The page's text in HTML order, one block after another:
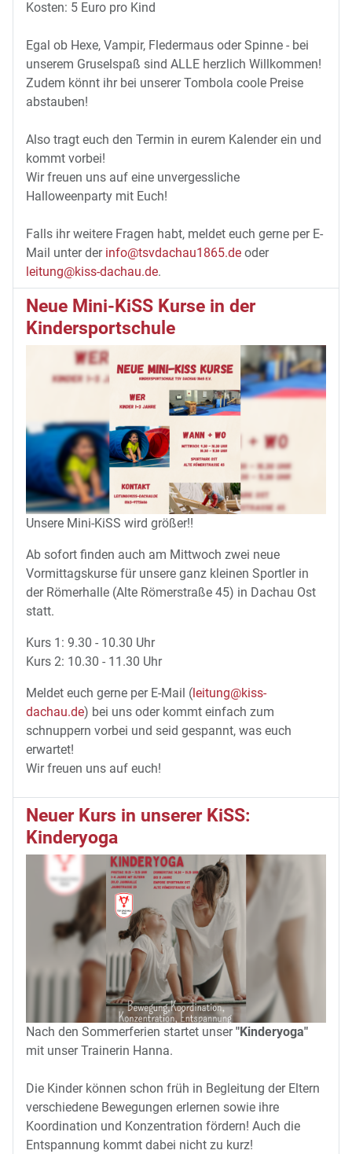
Kosten: 5 Euro pro Kind
Egal ob Hexe, Vampir, Fledermaus oder Spinne - bei
unserem Gruselspaß sind ALLE herzlich Willkommen!
Zudem könnt ihr bei unserer Tombola coole Preise
abstauben!
Also tragt euch den Termin in eurem Kalender ein und
kommt vorbei!
Wir freuen uns auf eine unvergessliche
Halloweenparty mit Euch!
Falls ihr weitere Fragen habt, meldet euch gerne per E-
Mail unter der info@tsvdachau1865.de oder
leitung@kiss-dachau.de.
Neue Mini-KiSS Kurse in der
Kindersportschule
Unsere Mini-KiSS wird größer!!
Ab sofort finden auch am Mittwoch zwei neue
Vormittagskurse für unsere ganz kleinen Sportler in
der Römerhalle (Alte Römerstraße 45) in Dachau Ost
statt.
Kurs 1: 9.30 - 10.30 Uhr
Kurs 2: 10.30 - 11.30 Uhr
Meldet euch gerne per E-Mail (leitung@kiss-
dachau.de) bei uns oder kommt einfach zum
schnuppern vorbei und seid gespannt, was euch
erwartet!
Wir freuen uns auf euch!
Neuer Kurs in unserer KiSS:
Kinderyoga
Nach den Sommerferien startet unser"Kinderyoga"
mit unser Trainerin Hanna.
Die Kinder können schon früh in Begleitung der Eltern
verschiedene Bewegungen erlernen sowie ihre
Koordination und Konzentration fördern! Auch die
Entspannung kommt dabei nicht zu kurz!